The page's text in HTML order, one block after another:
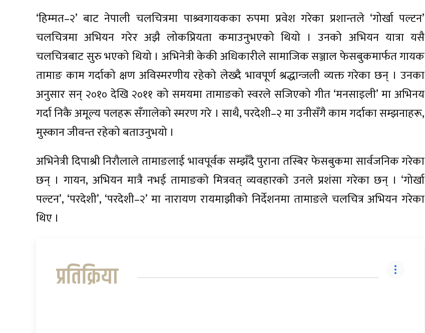
‘हिम्मत–२’ बाट नेपाली चलचित्रमा पाश्र्वगायकका रुपमा प्रवेश गरेका प्रशान्तले ‘गोर्खा पल्टन’
चलचित्रमा अभियन गरेर अझै लोकप्रियता कमाउनुभएको थियो । उनको अभियन यात्रा यसै
चलचित्रबाट सुरु भएको थियो । अभिनेत्री केकी अधिकारीले सामाजिक सञ्जाल फेसबुकमार्फत गायक
तामाङ काम गर्दाको क्षण अविस्मरणीय रहेको लेख्दै भावपूर्ण श्रद्धान्जली व्यक्त गरेका छन् । उनका
अनुसार सन् २०१० देखि २०११ को समयमा तामाङको स्वरले सजिएको गीत ‘मनसाइली’ मा अभिनय
गर्दा निकै अमूल्य पलहरू सँगालेको स्मरण गरे । साथै, परदेशी–२ मा उनीसँगै काम गर्दाका सम्झनाहरू,
मुस्कान जीवन्त रहेको बताउनुभयो ।
अभिनेत्री दिपाश्री निरौलाले तामाङलाई भावपूर्वक सम्झँदै पुराना तस्बिर फेसबुकमा सार्वजनिक गरेका
छन् । गायन, अभियन मात्रै नभई तामाङको मित्रवत् व्यवहारको उनले प्रशंसा गरेका छन् । ‘गोर्खा
पल्टन’, ‘परदेशी’, ‘परदेशी–२’ मा नारायण रायमाझीको निर्देशनमा तामाङले चलचित्र अभियन गरेका
थिए ।
प्रतिक्रिया